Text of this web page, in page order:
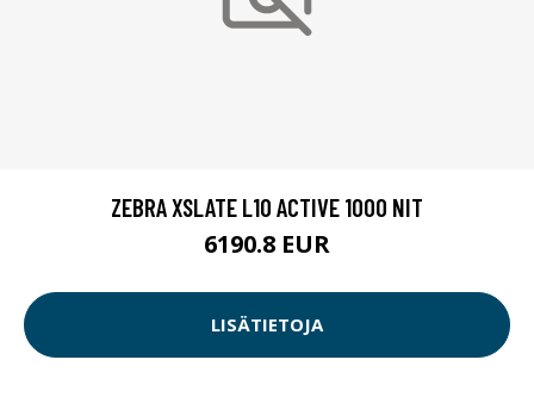
ZEBRA XSLATE L10 ACTIVE 1000 NIT
6190.8 EUR
LISÄTIETOJA